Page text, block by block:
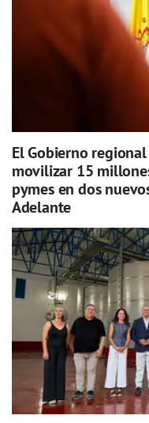
El Gobierno
movilizar 15
pymes en dos
Adelante